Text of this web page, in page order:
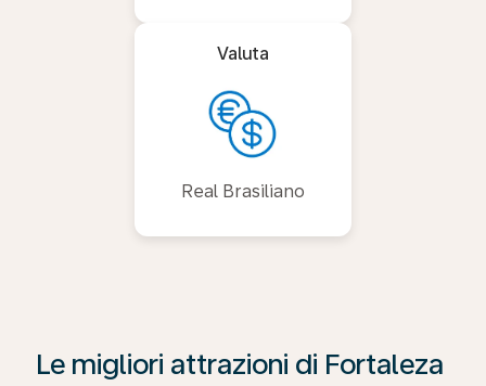
Valuta
Real Brasiliano
Le migliori attrazioni di Fortaleza